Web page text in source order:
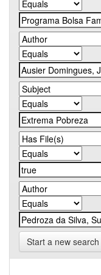
Start a new search